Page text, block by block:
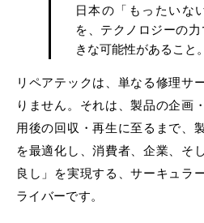
日本の「もったいな
を、テクノロジーの
きな可能性があること。
リペアテックは、単なる修理サ
りません。それは、製品の企画
用後の回収・再生に至るまで、
を最適化し、消費者、企業、そ
良し」を実現する、サーキュラ
ライバーです。